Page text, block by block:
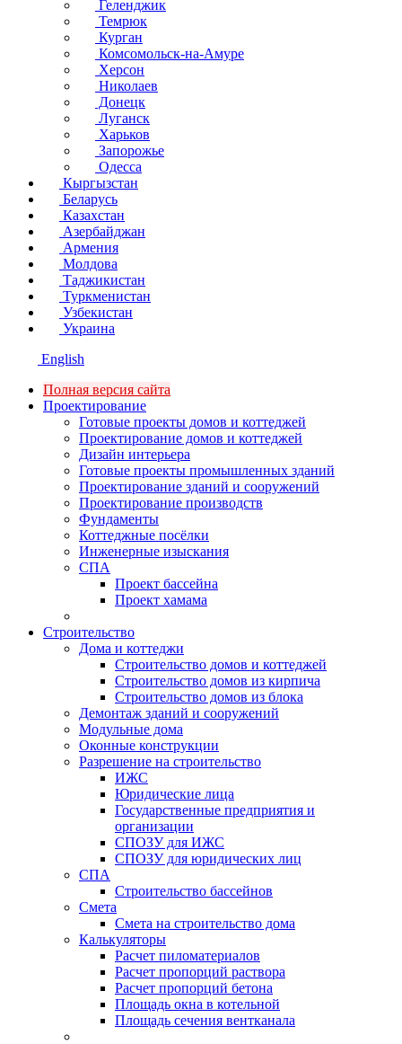
Геленджик
Темрюк
Курган
Комсомольск-на-Амуре
Херсон
Николаев
Донецк
Луганск
Харьков
Запорожье
Одесса
Кыргызстан
Беларусь
Казахстан
Азербайджан
Армения
Молдова
Таджикистан
Туркменистан
Узбекистан
Украина
English
Полная версия сайта
Проектирование
Готовые проекты домов и коттеджей
Проектирование домов и коттеджей
Дизайн интерьера
Готовые проекты промышленных зданий
Проектирование зданий и сооружений
Проектирование производств
Фундаменты
Коттеджные посёлки
Инженерные изыскания
СПА
Проект бассейна
Проект хамама
Строительство
Дома и коттеджи
Строительство домов и коттеджей
Строительство домов из кирпича
Строительство домов из блока
Демонтаж зданий и сооружений
Модульные дома
Оконные конструкции
Разрешение на строительство
ИЖС
Юридические лица
Государственные предприятия и
организации
СПОЗУ для ИЖС
СПОЗУ для юридических лиц
СПА
Строительство бассейнов
Смета
Смета на строительство дома
Калькуляторы
Расчет пиломатериалов
Расчет пропорций раствора
Расчет пропорций бетона
Площадь окна в котельной
Площадь сечения вентканала